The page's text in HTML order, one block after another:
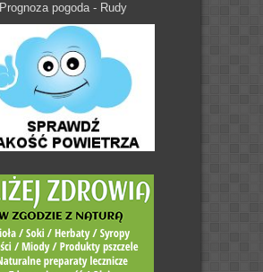
Prognoza pogoda - Rudy